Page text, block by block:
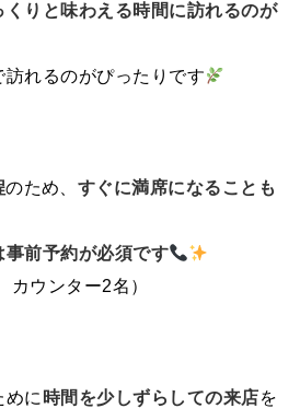
くりと味わえる時間に訪れるのが
れるのがぴったりです
のため、 すぐに満席になることも
前予約が必須です
ウンター2名）
めに時間を少しずらしての来店を